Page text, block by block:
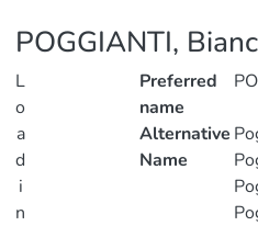
POGGIANTI,
L
o
a
d
i
n
Preferred
name
Alternative
Name